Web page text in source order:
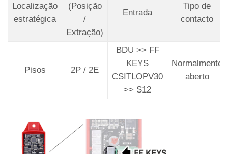
Localização
estratégica
(Posição
/
Extração)
Entrada
Tipo de
contacto
Pisos 2P / 2E
BDU >> FF
KEYS
CSITLOPV30
>> S12
Normalmente
aberto